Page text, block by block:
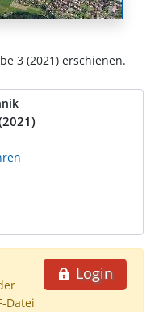
3 (2021) erschienen.
Login
Datei